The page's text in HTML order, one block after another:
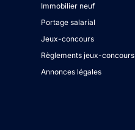
Immobilier neuf
Portage salarial
Jeux-concours
Règlements jeux-concours
Annonces légales